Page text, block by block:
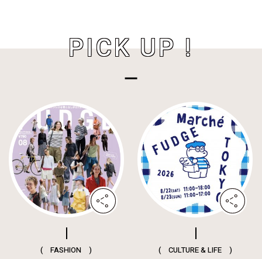
PICK UP !
( FASHION ) ( CULTURE & LIFE )